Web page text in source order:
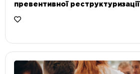
превентивної реструктуризації